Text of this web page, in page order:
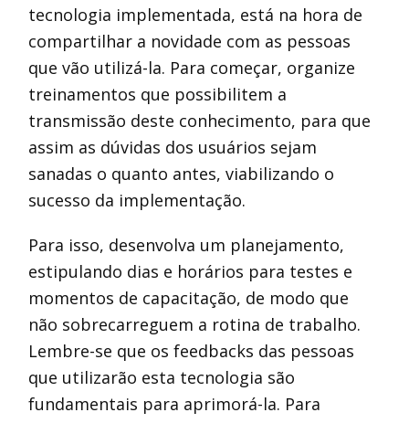
tecnologia implementada, está na hora de
compartilhar a novidade com as pessoas
que vão utilizá-la. Para começar, organize
treinamentos que possibilitem a
transmissão deste conhecimento, para que
assim as dúvidas dos usuários sejam
sanadas o quanto antes, viabilizando o
sucesso da implementação.
Para isso, desenvolva um planejamento,
estipulando dias e horários para testes e
momentos de capacitação, de modo que
não sobrecarreguem a rotina de trabalho.
Lembre-se que os feedbacks das pessoas
que utilizarão esta tecnologia são
fundamentais para aprimorá-la. Para